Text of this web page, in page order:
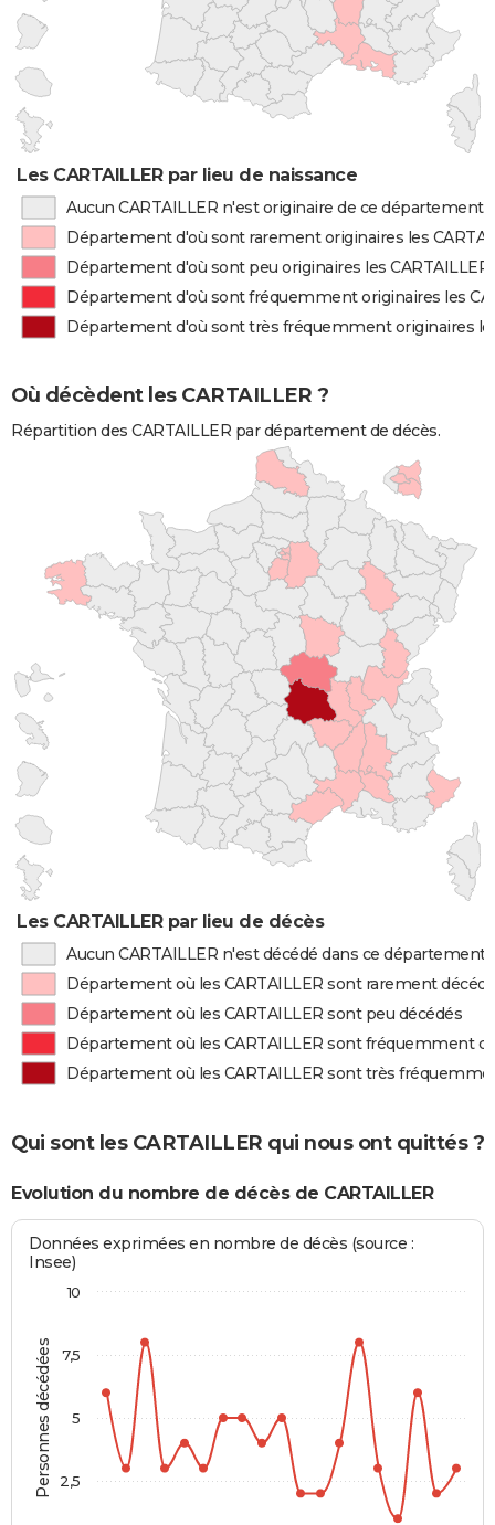
Les CARTAILLER par lieu de naissance
Aucun CARTAILLER n'est originaire de ce département
Département d'où sont rarement originaires les
Département d'où sont peu originaires les CARTAILLER
Département d'où sont fréquemment originaires les
Département d'où sont très fréquemment originaires
Où décèdent les CARTAILLER ?
Répartition des CARTAILLER par département de décès.
Les CARTAILLER par lieu de décès
Aucun CARTAILLER n'est décédé dans ce département
Département où les CARTAILLER sont rarement
Département où les CARTAILLER sont peu décédés
Département où les CARTAILLER sont fréquemment
Département où les CARTAILLER sont très
Qui sont les CARTAILLER qui nous ont quittés ?
Evolution du nombre de décès de CARTAILLER
Personnes décédées
Données exprimées en nombre de décès (source :
Insee)
10
2,5
5
7,5